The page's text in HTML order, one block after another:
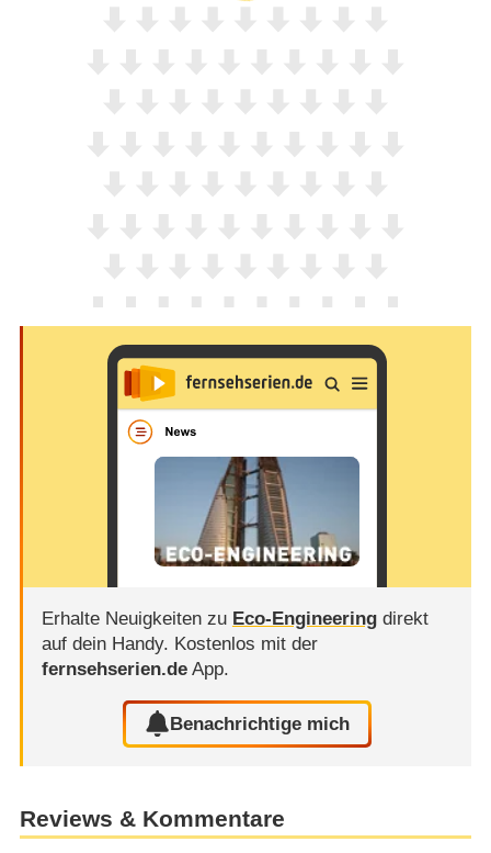
Erhalte Neuigkeiten zu Eco-Engineeringdirekt
auf dein Handy. Kostenlos mit der
fernsehserien.deApp.
Benachrichtige mich
Reviews & Kommentare